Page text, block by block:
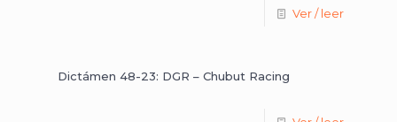
Ver / leer
Dictámen 48-23: DGR – Chubut Racing